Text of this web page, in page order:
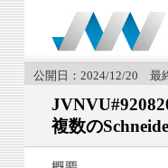
公開日：2024/12/20 最
複数の